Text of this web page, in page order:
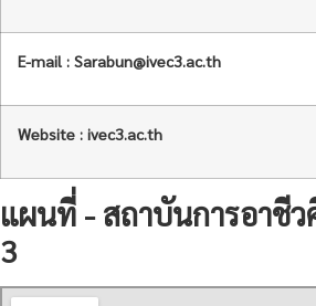
E-mail : Sarabun@ivec3.ac.th
Website : ivec3.ac.th
แผนที่ - สถาบันการอาชีว
3